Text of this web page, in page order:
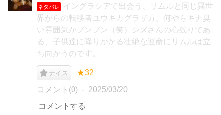
ネタバレ
イングラシアで出会う、リムルと同じ異世
界からの転移者ユウキカグラザカ、何やらキナ臭
い雰囲気がプンプン（笑）シズさんの心残りであ
る、子供達に降りかかる壮絶な運命にリムルは立
ち向かうのです。
ナイス ★32
コメント(0) 2025/03/20